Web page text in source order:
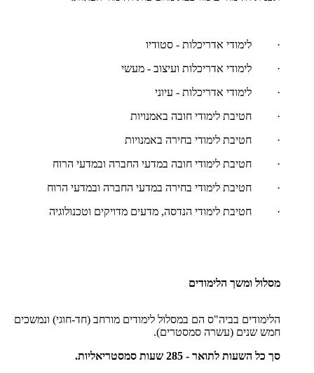
· לימודי אדריכלות - סטודיו
· לימודי אדריכלות ועיצוב - מעשי
· לימודי אדריכלות - עיוני
· חטיבת לימודי חובה באמנויות
· חטיבת לימודי בחירה באמנויות
· חטיבת לימודי חובה במדעי החברה ובמדעי הרוח
· חטיבת לימודי בחירה במדעי החברה ובמדעי הרוח
· חטיבת לימודי הנדסה, מדעים מדויקים וטכנולוגיה
מסלול ומשך הלימודים
הלימודים בביה"ס הם במסלול לימודים מורחב (חד-חוגי) ונמשכים
חמש שנים (עשרה סמסטרים).
סך כל השעות לתואר - 285 שעות סמסטריאליות.